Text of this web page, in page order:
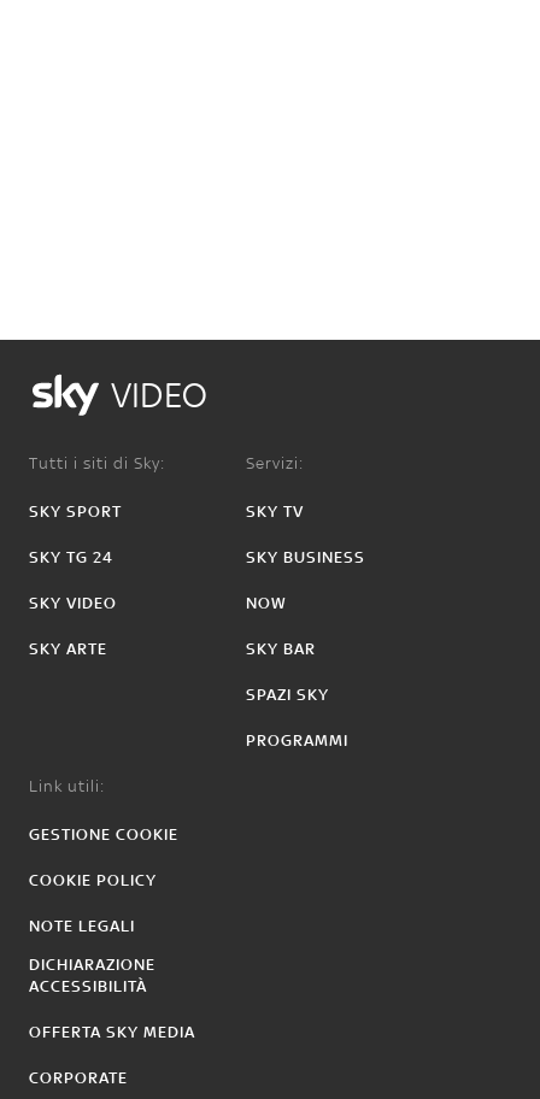
VIDEO
Tutti i siti di Sky:
SKY SPORT
SKY TG 24
SKY VIDEO
SKY ARTE
Servizi:
SKY TV
SKY BUSINESS
NOW
SKY BAR
SPAZI SKY
PROGRAMMI
Link utili:
GESTIONE COOKIE
COOKIE POLICY
NOTE LEGALI
DICHIARAZIONE
ACCESSIBILITÀ
OFFERTA SKY MEDIA
CORPORATE